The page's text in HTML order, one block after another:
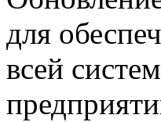
для
всей